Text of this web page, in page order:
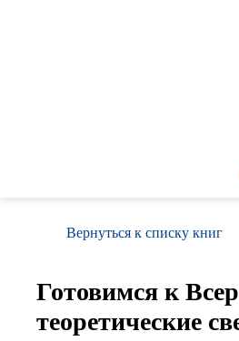
Вернуться к списку книг
Готовимся к
теоретические